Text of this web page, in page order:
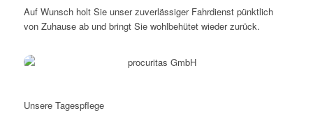
Auf Wunsch holt Sie unser zuverlässiger Fahrdienst pünktlich
von Zuhause ab und bringt Sie wohlbehütet wieder zurück.
Tagespflege „Altes Kino“
Unsere Tagespflege